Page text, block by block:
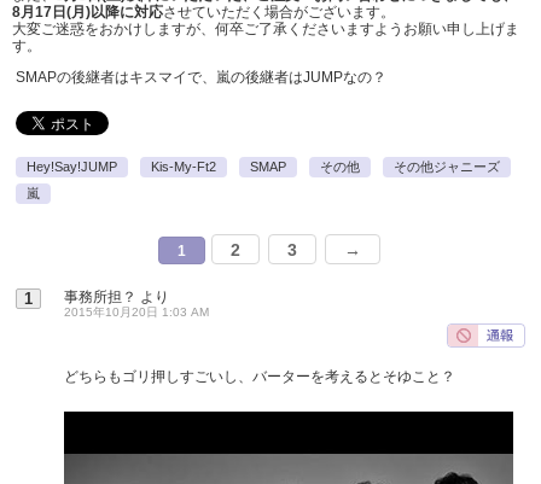
8月17日(月)以降に対応させていただく場合がございます。
大変ご迷惑をおかけしますが、 何卒ご了承くださいますようお願い申し上げま
す。
SMAPの後継者はキスマイで、嵐の後継者はJUMPなの？
Hey!Say!JUMP Kis-My-Ft2 SMAP その他
その他ジャニーズ
嵐
1 2 3 →
1 事務所担？ より
2015年10月20日 1:03 AM
どちらもゴリ押しすごいし、バーターを考えるとそゆこと？